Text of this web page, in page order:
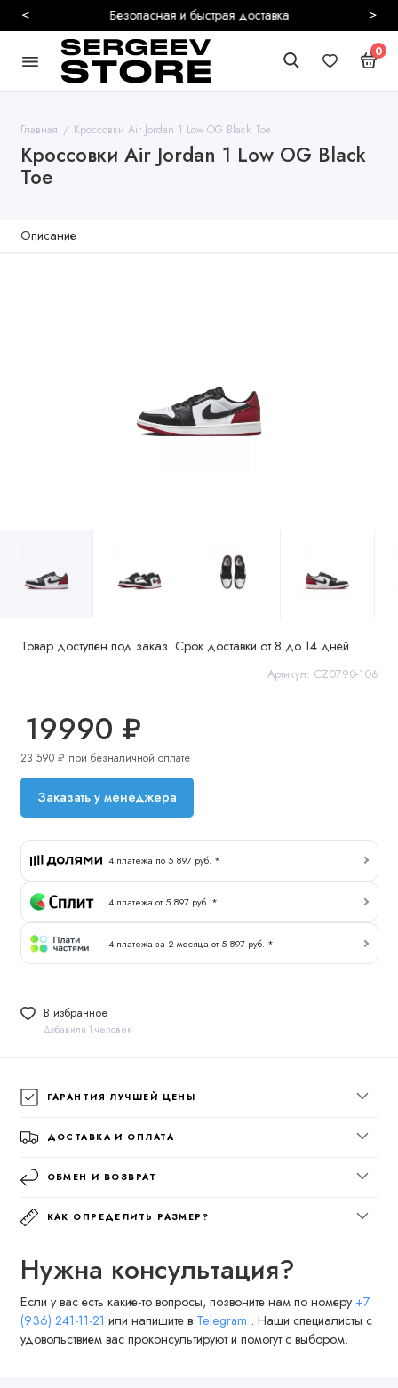
Безопасная и быстрая доставка
< >
0
Главная Кроссовки Air Jordan 1 Low OG Black Toe
Кроссовки Air Jordan 1 Low OG Black
Toe
Описание
Товар доступен под заказ. Срок доставки от 8 до 14 дней.
Артикул: CZ0790-106
19990 ₽
23 590 ₽ при безналичной оплате
Заказать у менеджера
4 платежа по 5 897 руб. *
4 платежа от 5 897 руб. *
4 платежа за 2 месяца от 5 897 руб. *
В избранное
Добавили 1 человек
ГАРАНТИЯ ЛУЧШЕЙ ЦЕНЫ
ДОСТАВКА И ОПЛАТА
ОБМЕН И ВОЗВРАТ
КАК ОПРЕДЕЛИТЬ РАЗМЕР?
Нужна консультация?
Если у вас есть какие-то вопросы, позвоните нам по номеру +7
(936) 241-11-21 или напишите в Telegram . Наши специалисты с
удовольствием вас проконсультируют и помогут с выбором.